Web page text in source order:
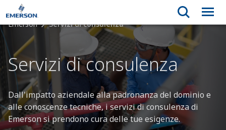
Emerson Servizi di consulenza
Servizi di consulenza
Dall'impatto aziendale alla padronanza del dominio e
alle conoscenze tecniche, i servizi di consulenza di
Emerson si prendono cura delle tue esigenze.